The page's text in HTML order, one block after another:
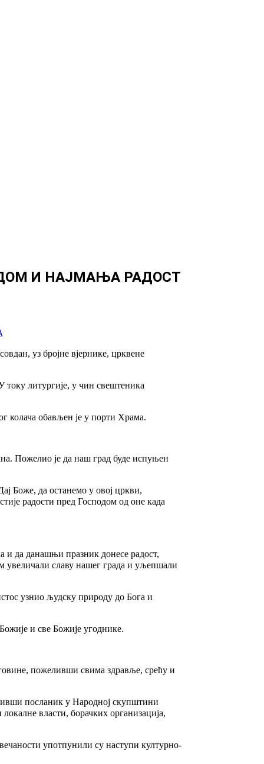
И НАЈМАЊА РАДОСТ
уз бројне вјернике, црквене
току литургије, у чин свештеника
колача обављен је у порти Храма.
Пожелио је да наш град буде испуњен
Боже, да останемо у овој цркви,
радости пред Господом од оне када
да данашњи празник донесе радост,
увеличали славу нашег града и уљепшали
узнио људску природу до Бога и
и све Божије угоднике.
пожеливши свима здравље, срећу и
посланик у Народној скупштини
власти, борачких организација,
употпунили су наступи културно-